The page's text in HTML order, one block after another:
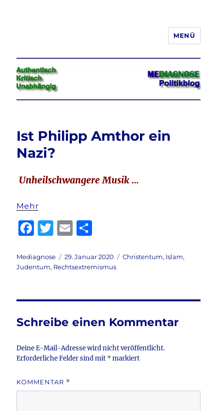
Jeder hat das Recht, seine
Meinung in Wort, Schrift und Bild
frei zu äußern und zu verbreiten
MENÜ
Ist Philipp Amthor ein
Nazi?
Unheilschwangere Musik …
Mehr
F
c
e
o
o
T
it
te
E
ai
l
le
n
Autor
Mediagnose
Veröffentlicht
am
29. Januar 2020 Kategorien
Christentum, Islam,
Judentum, Rechtsextremismus
Schreibe einen Kommentar
Deine E-Mail-Adresse wird nicht veröffentlicht.
Erforderliche Felder sind mit *markiert
KOMMENTAR *